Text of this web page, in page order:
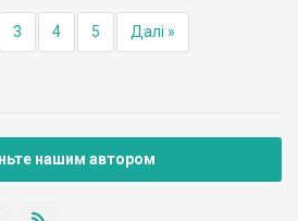
3 4 5 Далі »
нашим автором